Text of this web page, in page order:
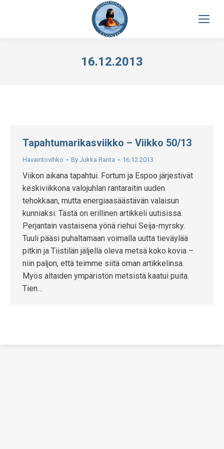
16.12.2013
Tapahtumarikasviikko – Viikko 50/13
Havaintovihko By Jukka Ranta 16.12.2013
Viikon aikana tapahtui. Fortum ja Espoo järjestivät
keskiviikkona valojuhlan rantaraitin uuden
tehokkaan, mutta energiaasäästävän valaisun
kunniaksi. Tästä on erillinen artikkeli uutisissa.
Perjantain vastaisena yönä riehui Seija-myrsky.
Tuuli pääsi puhaltamaan voimalla uutta tieväylää
pitkin ja Tiistilän jäljellä oleva metsä koko kovia –
niin paljon, että teimme siitä oman artikkelinsa.
Myös altaiden ympäristön metsistä kaatui puita.
Tien…